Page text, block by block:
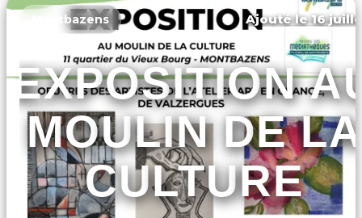
Montbazens Ajouté le 16
EXPOSITION
MOULIN DE LA
CULTURE